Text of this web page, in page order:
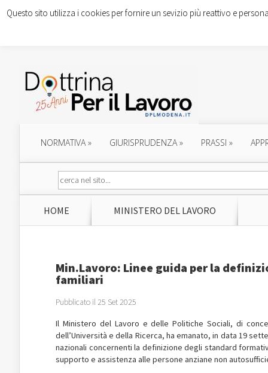
NORMATIVA» GIURISPRUDENZA» PRASSI »
HOME MINISTERO DEL LAVORO
Min.Lavoro: Linee guida per la
familiari
Pubblicato il 25 Set 2025
Il Ministero del Lavoro e delle Politiche Sociali, di
dell’Università e della Ricerca, ha emanato, in data 19
nazionali concernenti la definizione degli standard
supporto e assistenza alle persone anziane non
Questo sito utilizza i cookies per fornire un sevizio più reattivo e